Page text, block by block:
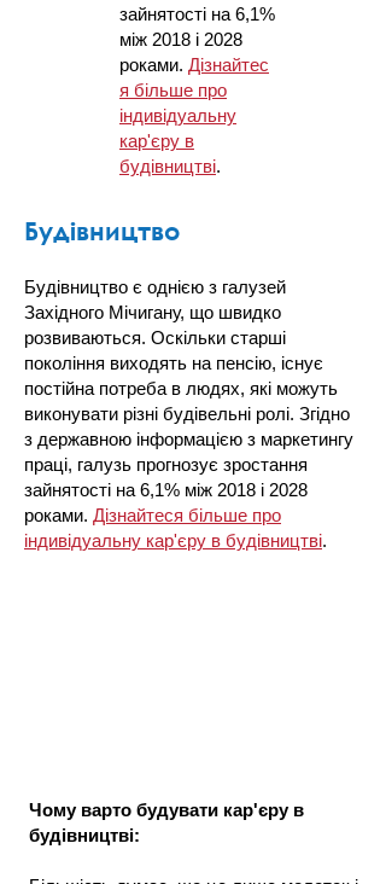
зайнятості на 6,1%
між 2018 і 2028
роками. Дізнайтес
я більше про
індивідуальну
кар'єру в
будівництві.
Будівництво
Будівництво є однією з галузей
Західного Мічигану, що швидко
розвиваються. Оскільки старші
покоління виходять на пенсію, існує
постійна потреба в людях, які можуть
виконувати різні будівельні ролі. Згідно
з державною інформацією з маркетингу
праці, галузь прогнозує зростання
зайнятості на 6,1% між 2018 і 2028
роками. Дізнайтеся більше про
індивідуальну кар'єру в будівництві.
Чому варто будувати кар'єру в
будівництві: